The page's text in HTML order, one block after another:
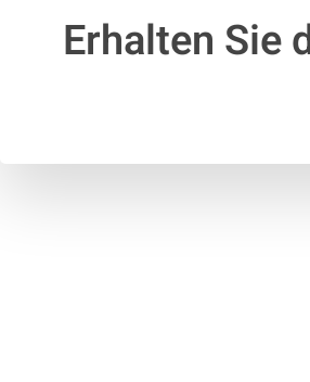
Erhalten Sie